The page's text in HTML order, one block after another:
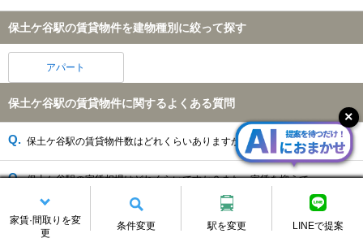
家賃·間取りを変
更
条件変更 駅を変更 LINEで提案
保土ケ谷駅の賃貸物件を建物種別に絞って探す
アパート
保土ケ谷駅の賃貸物件に関するよくある質問
保土ケ谷駅の賃貸物件数はどれくらいありますか？
保土ケ谷駅の家賃相場はどれくらいですか？また、家賃を抑えて
保土ケ谷駅には、何路線乗り入れていますか？